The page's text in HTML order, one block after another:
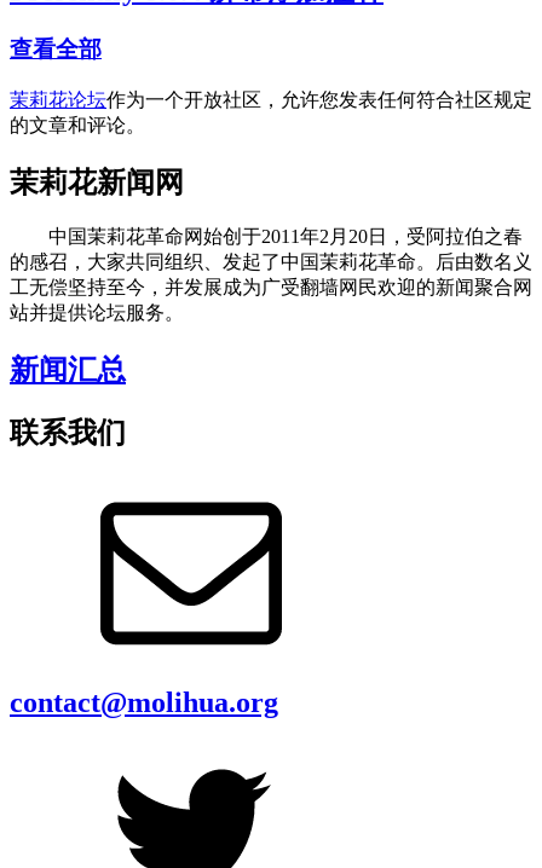
查看全部
茉莉花论坛作为一个开放社区，允许您发表任何符合社区规定
的文章和评论。
茉莉花新闻网
中国茉莉花革命网始创于2011年2月20日，受阿拉伯之春
的感召，大家共同组织、发起了中国茉莉花革命。后由数名义
工无偿坚持至今，并发展成为广受翻墙网民欢迎的新闻聚合网
站并提供论坛服务。
新闻汇总
联系我们
contact@molihua.org